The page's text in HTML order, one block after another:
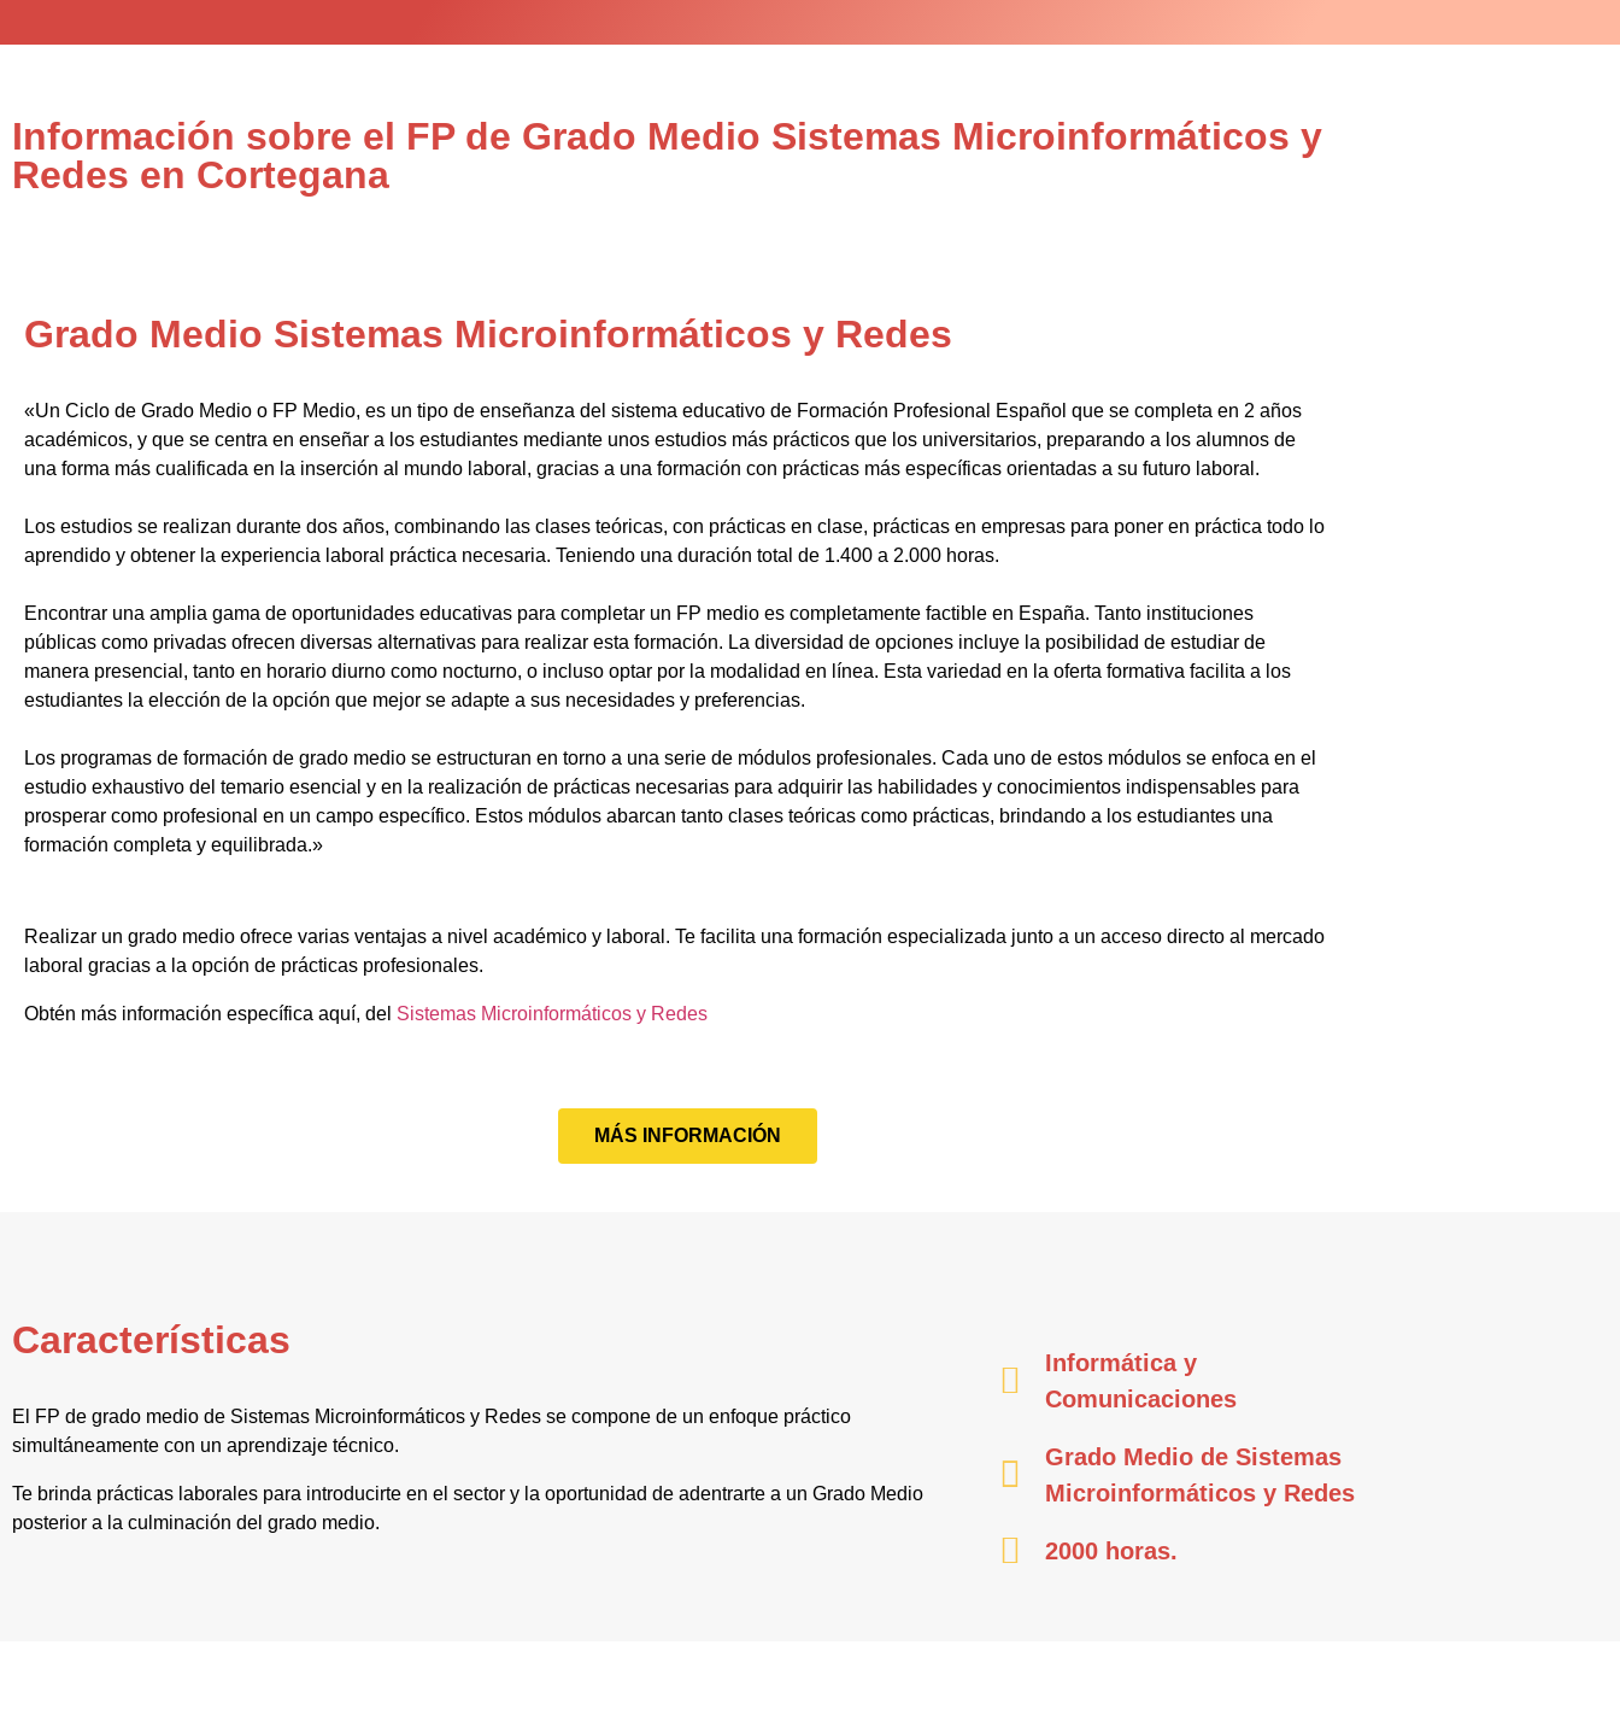
Información sobre el FP de Grado Medio Sistemas Microinformáticos y
Redes en Cortegana
Grado Medio Sistemas Microinformáticos y Redes
«Un Ciclo de Grado Medio o FP Medio, es un tipo de enseñanza del sistema educativo de Formación Profesional Español que se completa en 2 años
académicos, y que se centra en enseñar a los estudiantes mediante unos estudios más prácticos que los universitarios, preparando a los alumnos de
una forma más cualificada en la inserción al mundo laboral, gracias a una formación con prácticas más específicas orientadas a su futuro laboral.
Los estudios se realizan durante dos años, combinando las clases teóricas, con prácticas en clase, prácticas en empresas para poner en práctica todo lo
aprendido y obtener la experiencia laboral práctica necesaria. Teniendo una duración total de 1.400 a 2.000 horas.
Encontrar una amplia gama de oportunidades educativas para completar un FP medio es completamente factible en España. Tanto instituciones
públicas como privadas ofrecen diversas alternativas para realizar esta formación. La diversidad de opciones incluye la posibilidad de estudiar de
manera presencial, tanto en horario diurno como nocturno, o incluso optar por la modalidad en línea. Esta variedad en la oferta formativa facilita a los
estudiantes la elección de la opción que mejor se adapte a sus necesidades y preferencias.
Los programas de formación de grado medio se estructuran en torno a una serie de módulos profesionales. Cada uno de estos módulos se enfoca en el
estudio exhaustivo del temario esencial y en la realización de prácticas necesarias para adquirir las habilidades y conocimientos indispensables para
prosperar como profesional en un campo específico. Estos módulos abarcan tanto clases teóricas como prácticas, brindando a los estudiantes una
formación completa y equilibrada.»
Realizar un grado medio ofrece varias ventajas a nivel académico y laboral. Te facilita una formación especializada junto a un acceso directo al mercado
laboral gracias a la opción de prácticas profesionales.
Obtén más información específica aquí, del Sistemas Microinformáticos y Redes
MÁS INFORMACIÓN
Características
El FP de grado medio de Sistemas Microinformáticos y Redes se compone de un enfoque práctico
simultáneamente con un aprendizaje técnico.
Te brinda prácticas laborales para introducirte en el sector y la oportunidad de adentrarte a un Grado Medio
posterior a la culminación del grado medio.
Informática y
Comunicaciones
Grado Medio de Sistemas
Microinformáticos y Redes
2000 horas.